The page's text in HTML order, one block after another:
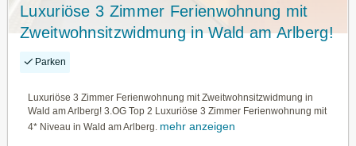
Luxuriöse 3 Zimmer Ferienwohnung mit
Zweitwohnsitzwidmung in Wald am Arlberg!
3.OG Top 2
Parken
Luxuriöse 3 Zimmer Ferienwohnung mit Zweitwohnsitzwidmung in
Wald am Arlberg! 3.OG Top 2 Luxuriöse 3 Zimmer Ferienwohnung mit
4* Niveau in Wald am Arlberg. mehr anzeigen